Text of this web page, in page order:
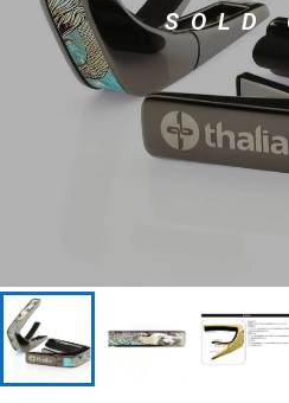
キーボード
管楽器
DTM オンライン納品
SOLD